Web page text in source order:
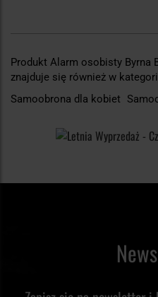
Produkt Alarm osobisty Byrna
znajduje się również w
Samoobrona dla kobiet